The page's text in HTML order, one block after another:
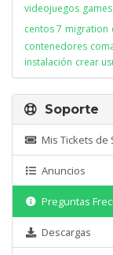
videojuegos games
centos 7 migration
contenedores
instalación crear
Soporte
Mis Tickets de
Anuncios
Preguntas
Descargas